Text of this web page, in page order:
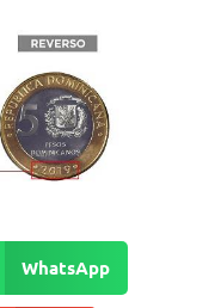
WhatsApp